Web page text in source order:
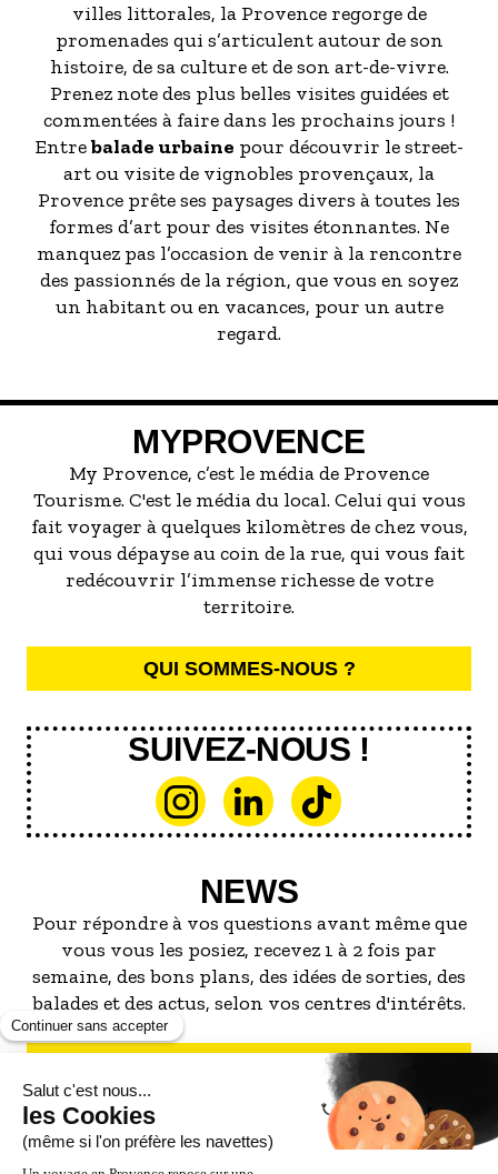
villes littorales, la Provence regorge de
promenades qui s’articulent autour de son
histoire, de sa culture et de son art-de-vivre.
Prenez note des plus belles visites guidées et
commentées à faire dans les prochains jours !
Entrebalade urbaine pour découvrir le street-
art ou visite de vignobles provençaux, la
Provence prête ses paysages divers à toutes les
formes d’art pour des visites étonnantes. Ne
manquez pas l’occasion de venir à la rencontre
des passionnés de la région, que vous en soyez
un habitant ou en vacances, pour un autre
regard.
MYPROVENCE
My Provence, c’est le média de Provence
Tourisme. C'est le média du local. Celui qui vous
fait voyager à quelques kilomètres de chez vous,
qui vous dépayse au coin de la rue, qui vous fait
redécouvrir l’immense richesse de votre
territoire.
QUI SOMMES-NOUS ?
SUIVEZ-NOUS !
NEWS
Pour répondre à vos questions avant même que
vous vous les posiez, recevez 1 à 2 fois par
semaine, des bons plans, des idées de sorties, des
balades et des actus, selon vos centres d'intérêts.
S'INSCRIRE À LA NEWSLETTER